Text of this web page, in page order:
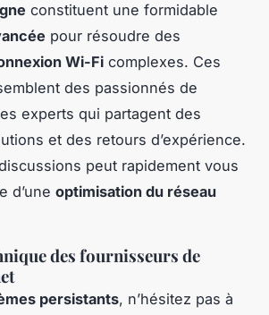
constituent une formidable
pour résoudre des
Wi-Fi complexes. Ces
des passionnés de
experts qui partagent des
et des retours d’expérience.
peut rapidement vous
d’une optimisation du réseau
des fournisseurs de
persistants, n’hésitez pas à